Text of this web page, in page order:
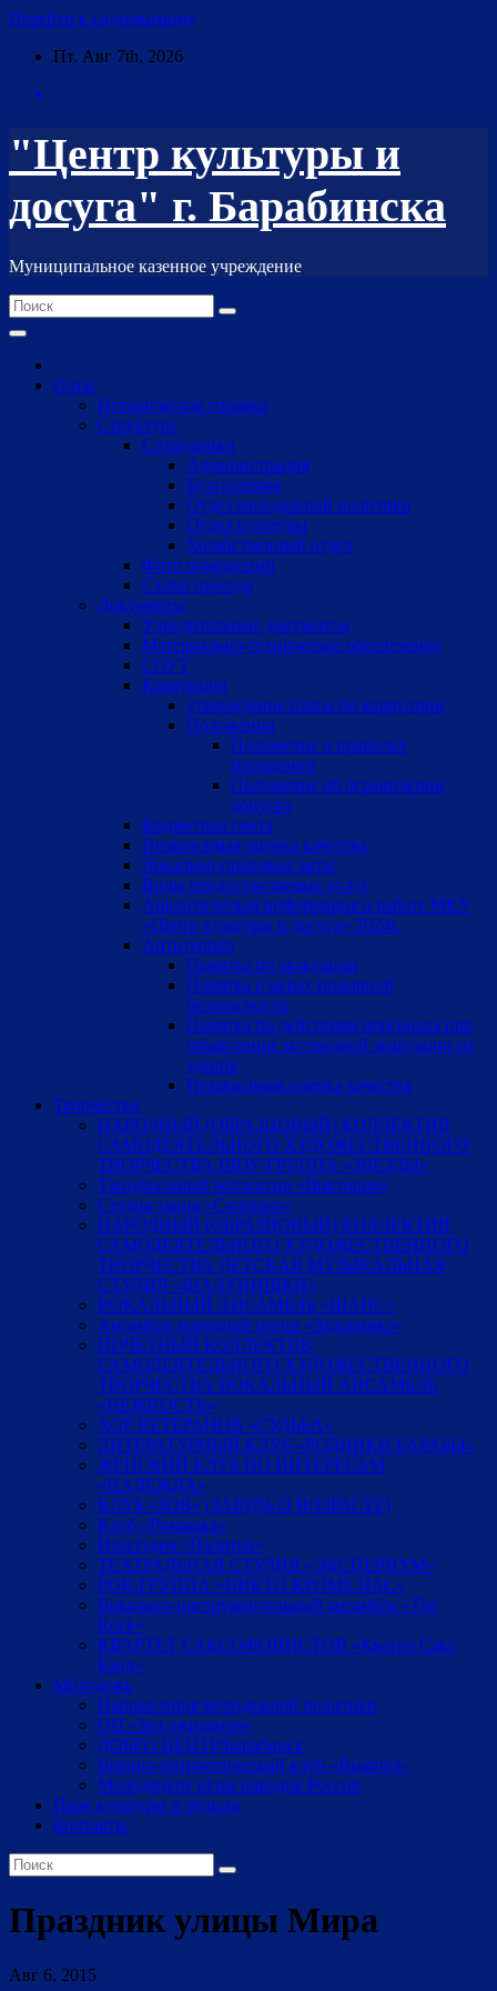
Перейти к содержимому
Пт. Авг 7th, 2026
"Центр культуры и
досуга" г. Барабинска
Муниципальное казенное учреждение
О нас
Историческая справка
Структура
Сотрудники
Администрация
Бухгалтерия
Отдел молодежной политики
Отдел культуры
Хозяйственный отдел
Фото помещений
Схема проезда
Документы
Учредительные документы
Материально-техническое обеспечение
СОУТ
Коррупция
утверждение плана по коррупции
Положения
Положение о правилах
посещения
Положение об ограничении
допуска
Бюджетная смета
Независимая оценка качества
Локально-правовые акты
Виды предоставляемых услуг
Аналитическая информация о работе МКУ
«Центр культуры и досуга» 2024г.
Антитеррор
Памятка по эвакуации
Памятка о мерах пожарной
безопасности
Памятка по действиям персонала при
объявлении экстренной эвакуации из
здания
Независимая оценка качества
Творчество
НАРОДНЫЙ (ОБРАЗЦОВЫЙ) КОЛЛЕКТИВ
САМОДЕЯТЕЛЬНОГО ХУДОЖЕСТВЕННОГО
ТВОРЧЕСТВА ШОУ-ГРУППА «ЗВЕЗДЫ»
Танцевальный коллектив «Виктория»
Студия танца «Сюрприз»
НАРОДНЫЙ (ОБРАЗЦОВЫЙ) КОЛЛЕКТИВ
САМОДЕЯТЕЛЬНОГО ХУДОЖЕСТВЕННОГО
ТВОРЧЕСТВА ДЕТСКАЯ МУЗЫКАЛЬНАЯ
СТУДИЯ «ШАЛУНИШКИ»
ВОКАЛЬНЫЙ АНСАМБЛЬ «ШАНС»
Ансамбль народной песни «Задоринка»
ПОЧЕТНЫЙ КОЛЛЕКТИВ
САМОДЕЯТЕЛЬНОГО ХУДОЖЕСТВЕННОГО
ТВОРЧЕСТВА ВОКАЛЬНЫЙ АНСАМБЛЬ
«НЕЖНОСТЬ»
ХОР ВЕТЕРАНОВ «СУДЬБА»
ЛИТЕРАТУРНЫЙ КЛУБ «РОДНИКИ БАРАБЫ»
ЖЕНСКИЙ КЛУБ ПО ИНТЕРЕСАМ
«НАДЕЖДА»
КЛУБ «ЗОВ» (ЗАБУДЬ О ВОЗРАСТЕ)
Клуб «Ромашка»
Изостудия «Палитра»
ТЕАТРАЛЬНАЯ СТУДИЯ «ЭКСПЕРИУМ»
РОК-ГРУППА «НИКТО КРОМЕ НАС»
Вокально-инструментальный ансамбль «The
Rock»
КВАРТЕТ САКСОФОНИСТОВ «Кватро Сакс
Бэнд»
Молодежь
Направления молодежной политики
ОП «Зал ожидания»
ДОБРО.ЦЕНТР/Барабинск
Военно-патриотический клуб «Вымпел»
Молодецкие игры народов России
Парк культуры и отдыха
Контакты
Праздник улицы Мира
Авг 6, 2015